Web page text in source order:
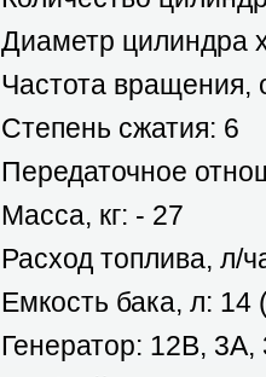
Диаметр цилиндра
Частота вращения,
Степень сжатия: 6
Передаточное
Масса, кг: - 27
Расход топлива, л/
Емкость бака, л: 14
Генератор: 12В, 3А,